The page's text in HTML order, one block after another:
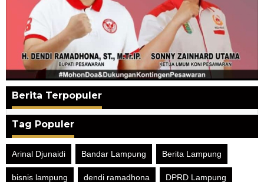
Berita Terpopuler
Tag Populer
Arinal Djunaidi Bandar Lampung Berita Lampung
bisnis lampung dendi ramadhona DPRD Lampung